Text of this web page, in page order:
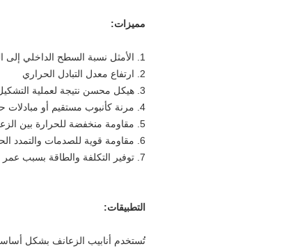
مميزات:
1. الأمثل نسبة السطح الداخلي إلى الخارجي
2. ارتفاع معدل التبادل الحراري
3. هيكل محسن نتيجة لعملية التشكيل بالدلفنة
4. مرنة كأنبوب مستقيم أو مبادلات حرارية مثنية أو ملفوفة
5. مقاومة منخفضة للحرارة بين الزعانف والأنبوب
6. مقاومة قوية للصدمات والتمدد الحراري والانكماش
7. توفير التكلفة والطاقة بسبب عمر الخدمة الطويل وسعر الصرف المرتفع
التطبيقات:
تُستخدم أنابيب الزعانف بشكل